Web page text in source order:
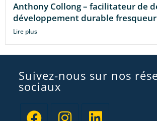
Anthony Collong – facilitateur de
développement durable
Lire plus
Suivez-nous sur nos
sociaux